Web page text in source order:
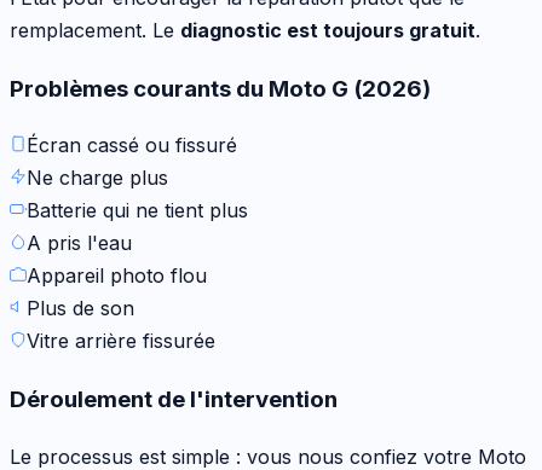
remplacement. Le diagnostic est toujours gratuit.
Problèmes courants du Moto G (2026)
Écran cassé ou fissuré
Ne charge plus
Batterie qui ne tient plus
A pris l'eau
Appareil photo flou
Plus de son
Vitre arrière fissurée
Déroulement de l'intervention
Le processus est simple : vous nous confiez votre Moto